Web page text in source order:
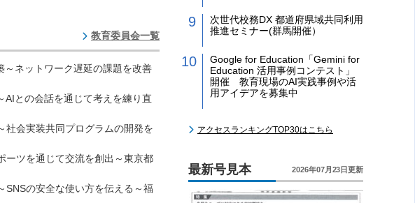
教育委員会一覧
ネットワーク遅延の課題を改善
との会話を通じて考えを練り直
社会実装共同プログラムの開発を
ーツを通じて交流を創出～東京都
SNSの安全な使い方を伝える～福
次世代校務DX 都道府県域共同利用
推進セミナー(群馬開催）
Google for Education「Gemini for
Education 活用事例コンテスト」
開催 教育現場のAI実践事例や活
用アイデアを募集中
アクセスランキングTOP30はこちら
最新号見本 2026年07月23日更新